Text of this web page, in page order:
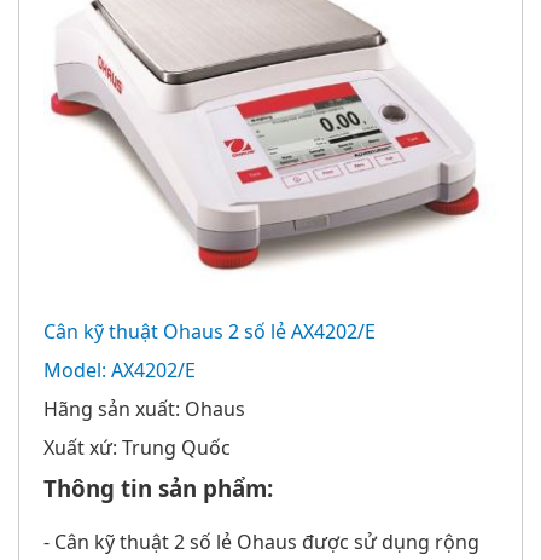
Cân kỹ thuật Ohaus 2 số lẻ AX4202/E
Model: AX4202/E
Hãng sản xuất: Ohaus
Xuất xứ: Trung Quốc
Thông tin sản phẩm:
- Cân kỹ thuật 2 số lẻ Ohaus được sử dụng rộng